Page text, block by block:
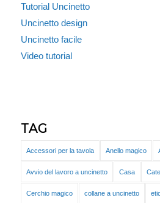
Tutorial Uncinetto
Uncinetto design
Uncinetto facile
Video tutorial
TAG
Accessori per la tavola Anello magico
Avvio del lavoro a uncinetto Casa
Cerchio magico collane a uncinetto